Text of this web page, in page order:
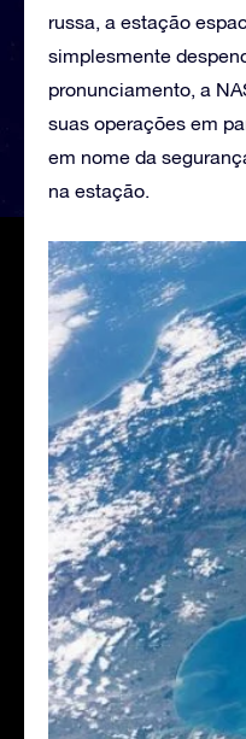
russa, a estação
simplesmente
pronunciamento, a
suas operações em
em nome da
na estação.